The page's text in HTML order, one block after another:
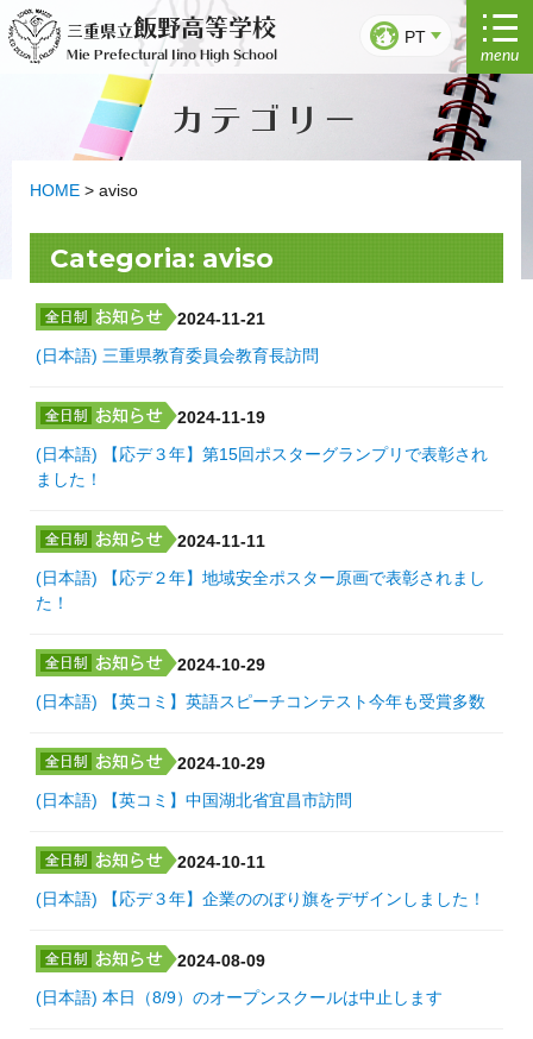
Saltar
para
三重県立飯野高等学校
Mie Prefectural Iino High School
PT
menu
カテゴリー
HOME > aviso
Categoria: aviso
2024-11-21
(日本語) 三重県教育委員会教育長訪問
2024-11-19
(日本語) 【応デ３年】第15回ポスターグランプリで表彰され
ました！
2024-11-11
(日本語) 【応デ２年】地域安全ポスター原画で表彰されまし
た！
2024-10-29
(日本語) 【英コミ】英語スピーチコンテスト今年も受賞多数
2024-10-29
(日本語) 【英コミ】中国湖北省宜昌市訪問
2024-10-11
(日本語) 【応デ３年】企業ののぼり旗をデザインしました！
2024-08-09
(日本語) 本日（8/9）のオープンスクールは中止します